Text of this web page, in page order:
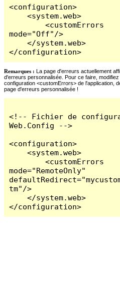
<configuration>
    <system.web>
        <customErrors
mode="Off"/>
    </system.web>
</configuration>
Remarques : La page d'erreurs actuellement
d'erreurs personnalisée. Pour ce faire,
configuration <customErrors> de l'application,
page d'erreurs personnalisée !
<!-- Fichier de
Web.Config -->
<configuration>
    <system.web>
        <customErrors
mode="RemoteOnly"
tm"/>
    </system.web>
</configuration>